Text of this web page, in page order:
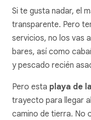
Si te gusta nadar, el
transparente. Pero
servicios, no los vas
bares, así como
y pescado recién
Pero esta playa de
trayecto para llegar
camino de tierra. No